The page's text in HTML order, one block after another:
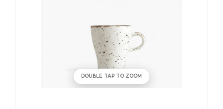
DOUBLE TAP TO ZOOM